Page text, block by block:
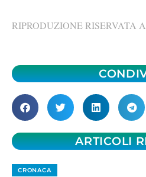
RIPRODUZIONE RISERVATA
ARTICOLI
CRONACA